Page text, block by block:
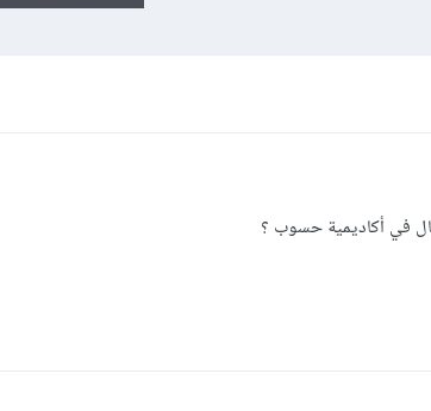
في أكاديمية حسوب ؟